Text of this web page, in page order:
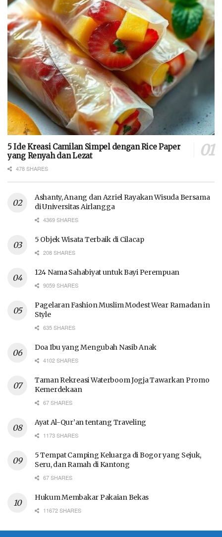
5 Ide Kreasi Camilan Simpel dengan Rice Paper
yang Renyah dan Lezat
478 SHARES
Ashanty, Anang dan Azriel Rayakan Wisuda Bersama
di Universitas Airlangga
4369 SHARES
5 Objek Wisata Terbaik di Cilacap
208 SHARES
124 Nama Sahabiyat untuk Bayi Perempuan
9059 SHARES
Pagelaran Fashion Muslim Modest Wear Ramadan in
Style
635 SHARES
Doa Ibu yang Mengubah Nasib Anak
4102 SHARES
Taman Rekreasi Waterboom Jogja Tawarkan Promo
Kemerdekaan
67 SHARES
Ayat Al-Qur’an tentang Traveling
1173 SHARES
5 Tempat Camping Keluarga di Bogor yang Sejuk,
Seru, dan Ramah di Kantong
67 SHARES
Hukum Membakar Pakaian Bekas
11672 SHARES